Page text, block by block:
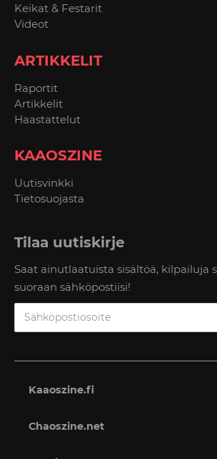
Keikat & Festarit
Videot
ARTIKKELIT
Raportit
Artikkelit
Haastattelut
KAAOSZINE
Uutisvinkki
Tietosuojasta
Tilaa uutiskirje
Saat ainutlaatuista sisältöä, kilpailuja
suoraan sähköpostiisi!
Kaaoszine.fi
Chaoszine.net